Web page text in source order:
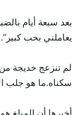
بعد سبعة أيام
يعاملني بحب كبير”.
سكناه.ما هو جلب